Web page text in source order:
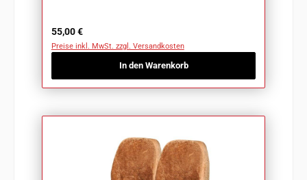
Regulärer Preis:
55,00 €
Preise inkl. MwSt. zzgl. Versandkosten
In den Warenkorb